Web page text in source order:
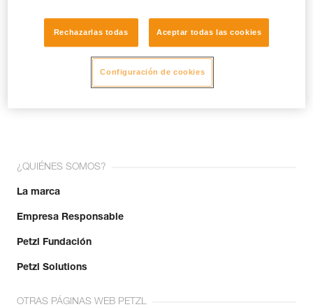
¡Únete a la comunidad!
¿QUIÉNES SOMOS?
La marca
Empresa Responsable
Petzl Fundación
Petzl Solutions
OTRAS PÁGINAS WEB PETZL
Rechazarlas todas Aceptar todas las cookies
Configuración de cookies